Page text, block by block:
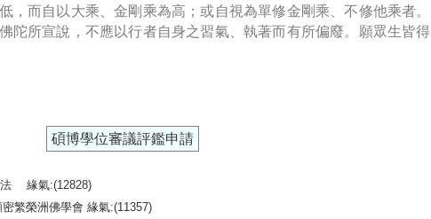
，而自以大乘、金剛乘為高；或自視為單修金剛乘、不修他乘者。
陀所宣說，不應以行者自身之習氣、執著而有所偏廢。願眾生皆得
碩博學位審議評鑑申請
法 緣氣:(12828)
繁榮洲佛學會 緣氣:(11357)